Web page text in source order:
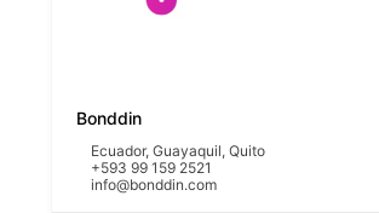
Bonddin
Ecuador,Guayaquil,Quito
+593 99 159 2521
info@bonddin.com